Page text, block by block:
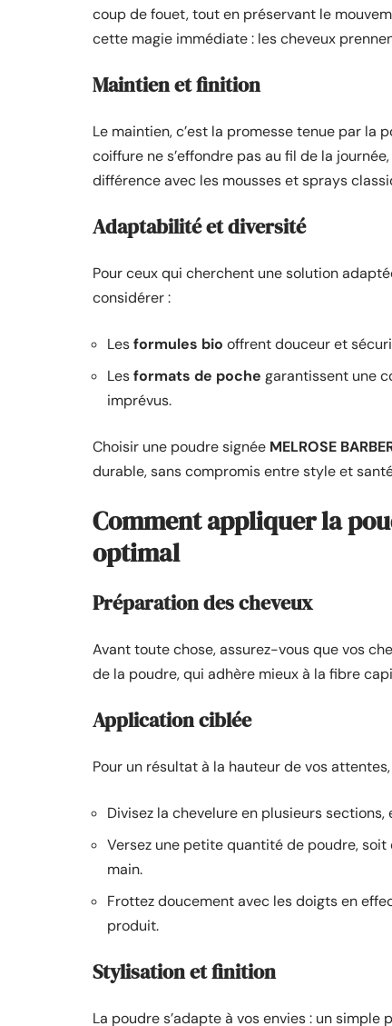
coup de fouet, tout en préservant le
cette magie immédiate : les cheveux
Maintien et finition
Le maintien, c’est la promesse tenue par la
coiffure ne s’effondre pas au fil de la
différence avec les mousses et sprays
Adaptabilité et diversité
Pour ceux qui cherchent une solution
considérer :
Lesformules bio offrent douceur et
Lesformats de poche garantissent une
imprévus.
Choisir une poudre signée MELROSE
durable, sans compromis entre style et
Comment appliquer la
optimal
Préparation des cheveux
Avant toute chose, assurez-vous que vos
de la poudre, qui adhère mieux à la fibre
Application ciblée
Pour un résultat à la hauteur de vos
Divisez la chevelure en plusieurs
Versez une petite quantité de poudre,
main.
Frottez doucement avec les doigts en
produit.
Stylisation et finition
La poudre s’adapte à vos envies : un